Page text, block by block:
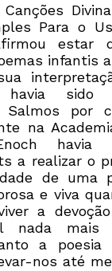
Para o
estar
infantis
havia sido
Salmos por
na
havia
a realizar o
de uma
e viva
a
nada
a
nos até